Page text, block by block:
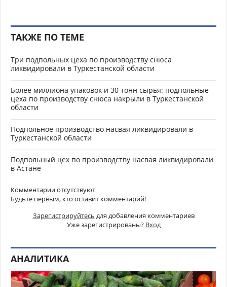
ТАКЖЕ ПО ТЕМЕ
Три подпольных цеха по производству снюса
ликвидировали в Туркестанской области
Более миллиона упаковок и 30 тонн сырья: подпольные
цеха по производству снюса накрыли в Туркестанской
области
Подпольное производство насвая ликвидировали в
Туркестанской области
Подпольный цех по производству насвая ликвидировали
в Астане
Комментарии отсутствуют
Будьте первым, кто оставит комментарий!
Зарегистрируйтесь для добавления комментариев
Уже зарегистрированы? Вход
АНАЛИТИКА